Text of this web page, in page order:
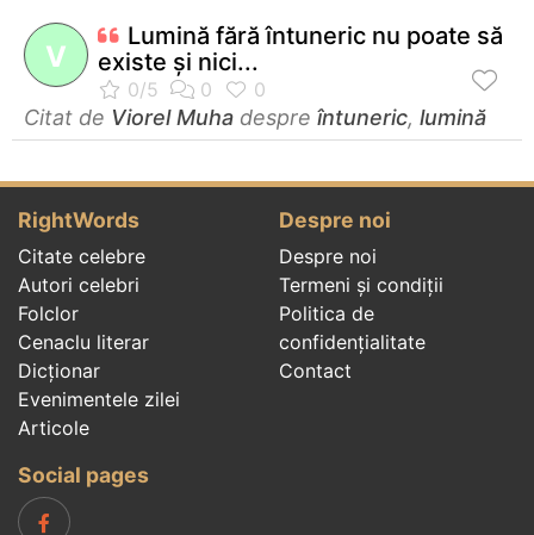
V
Lumină fără întuneric nu poate să
existe şi nici...
Citat de Viorel Muha despre întuneric, lumină
RightWords
Citate celebre
Autori celebri
Folclor
Cenaclu literar
Dicționar
Evenimentele zilei
Articole
Despre noi
Despre noi
Termeni și condiții
Politica de
confidenţialitate
Contact
Social pages